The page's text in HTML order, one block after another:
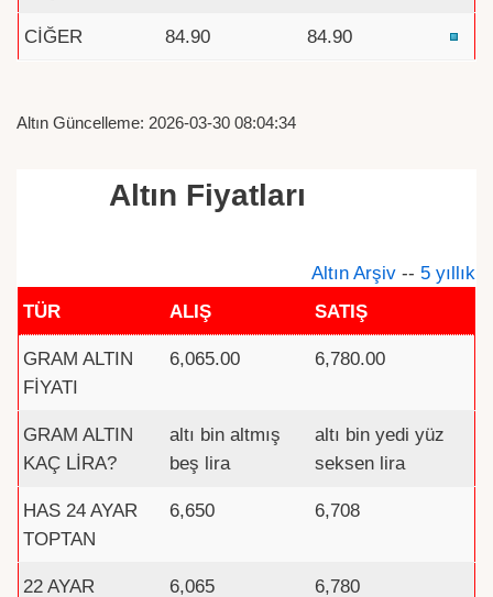
CİĞER 84.90 84.90
Altın Güncelleme: 2026-03-30 08:04:34
Altın Fiyatları
Altın Arşiv -- 5 yıllık
TÜR
ALIŞ SATIŞ
GRAM ALTIN
FİYATI
6,065.00 6,780.00
GRAM ALTIN
KAÇ LİRA?
altı bin altmış
beş lira
altı bin yedi yüz
seksen lira
HAS 24 AYAR
TOPTAN
6,650 6,708
22 AYAR
6,065 6,780